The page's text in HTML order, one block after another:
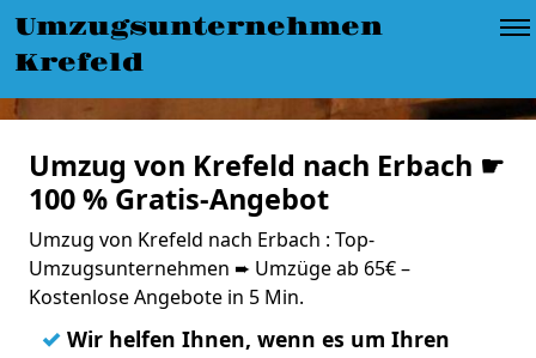
Umzugsunternehmen
Krefeld
Umzug von Krefeld nach Erbach ☛
100 % Gratis-Angebot
Umzug von Krefeld nach Erbach : Top-
Umzugsunternehmen ➨ Umzüge ab 65€ –
Kostenlose Angebote in 5 Min.
✓ Wir helfen Ihnen, wenn es um Ihren